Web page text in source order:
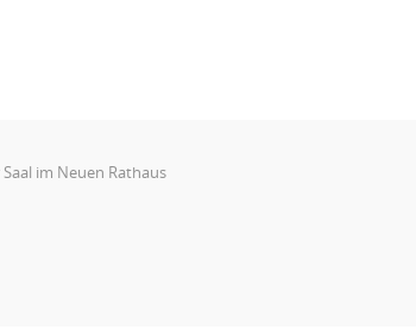
im Neuen Rathaus